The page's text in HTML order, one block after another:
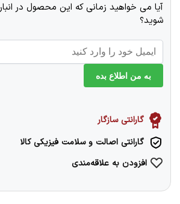
آیا می خواهید زمانی که این محصول در
شوید؟
به من اطلاع بده
گارانتی سازگار
گارانتی اصالت و سلامت فیزیکی کالا
افزودن به علاقه‌مندی